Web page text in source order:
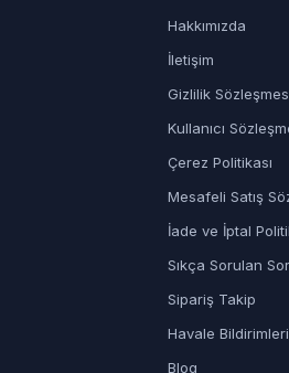
Hakkımızda
İletişim
Gizlilik
Kullanıcı
Çerez Politikası
Mesafeli Satış
İade ve İptal
Sıkça Sorulan
Sipariş Takip
Havale Bildirimleri
Blog